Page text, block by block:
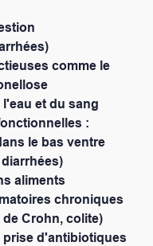
comme le
et du sang
:
le bas ventre
aliments
chroniques
Crohn, colite)
d'antibiotiques